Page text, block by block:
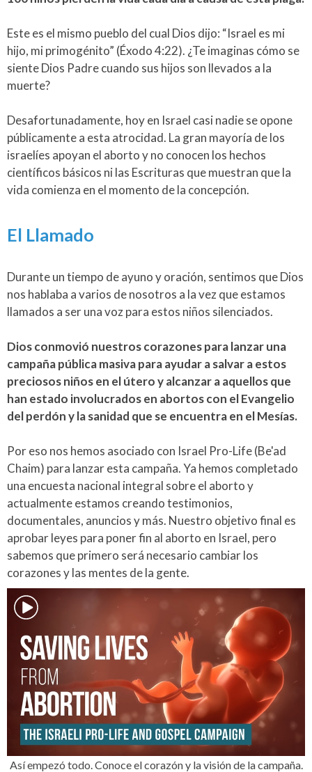
Este es el mismo pueblo del cual Dios dijo: “Israel es mi
hijo, mi primogénito” (Éxodo 4:22). ¿Te imaginas cómo se
siente Dios Padre cuando sus hijos son llevados a la
muerte?
Desafortunadamente, hoy en Israel casi nadie se opone
públicamente a esta atrocidad. La gran mayoría de los
israelíes apoyan el aborto y no conocen los hechos
científicos básicos ni las Escrituras que muestran que la
vida comienza en el momento de la concepción.
El Llamado
Durante un tiempo de ayuno y oración, sentimos que Dios
nos hablaba a varios de nosotros a la vez que estamos
llamados a ser una voz para estos niños silenciados.
Dios conmovió nuestros corazones para lanzar una
campaña pública masiva para ayudar a salvar a estos
preciosos niños en el útero y alcanzar a aquellos que
han estado involucrados en abortos con el Evangelio
del perdón y la sanidad que se encuentra en el Mesías.
Por eso nos hemos asociado con Israel Pro-Life (Be'ad
Chaim) para lanzar esta campaña. Ya hemos completado
una encuesta nacional integral sobre el aborto y
actualmente estamos creando testimonios,
documentales, anuncios y más. Nuestro objetivo final es
aprobar leyes para poner fin al aborto en Israel, pero
sabemos que primero será necesario cambiar los
corazones y las mentes de la gente.
Así empezó todo. Conoce el corazón y la visión de la campaña.